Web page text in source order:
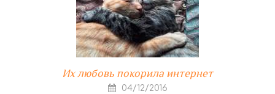
Их любовь покорила интернет
04/12/2016